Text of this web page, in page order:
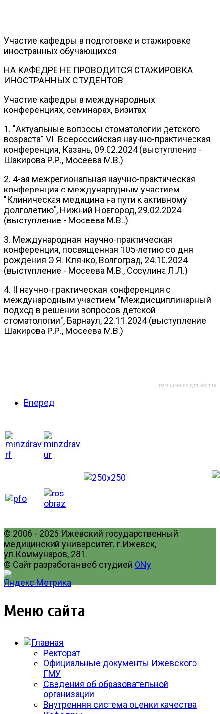
Участие кафедры в подготовке и стажировке
иностранных обучающихся
НА КАФЕДРЕ НЕ ПРОВОДИТСЯ СТАЖИРОВКА
ИНОСТРАННЫХ СТУДЕНТОВ
Участие кафедры в международных
конференциях, семинарах, визитах
1. "Актуальные вопросы стоматологии детского
возраста" VII Всероссийская научно-практическая
конференция, Казань, 09.02.2024 (выступление -
Шакирова Р.Р., Мосеева М.В.)
2. 4-ая межрегиональная научно-практическая
конференция с международным участием
"Клиническая медицина на пути к активному
долголетию", Нижний Новгород, 29.02.2024
(выступление - Мосеева М.В..)
3. Международная научно-практическая
конференция, посвященная 105-летию со дня
рождения Э.Я. Клячко, Волгоград, 24.10.2024
(выступление - Мосеева М.В., Сосулина Л.Л.)
4. II научно-практическая конференция с
международным участием "Междисциплинарный
подход в решении вопросов детской
стоматологии", Барнаул, 22.11.2024 (выступление
Шакирова Р.Р., Мосеева М.В.)
Расширения для Joomla
Вперед
© 2006 - 2026 Ижевский государственный
медицинский университет. г.Ижевск,
ул.Коммунаров, 281.
© Сайт разработан веб студией ONy
Меню сайта
Ректорат
Официальные документы Ижевского
ГМУ
Сведения об образовательной
организации
Внутренняя система оценки качества